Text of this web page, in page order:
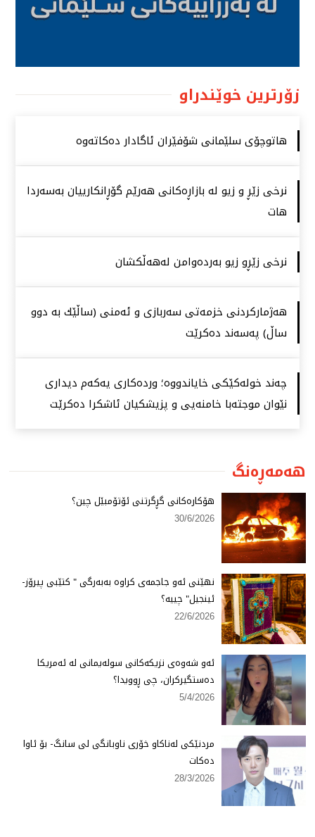
زۆرترین خوێندراو
هاتوچۆی سلێمانی شۆفێران ئاگادار دەكاتەوە
نرخی زێڕ و زیو لە بازاڕەكانی هەرێم گۆڕانكارییان بەسەردا
هات
نرخی زێڕو زیو بەردەوامن لەهەڵكشان
هەژماركردنی خزمەتی سەربازی و ئەمنی (ساڵێك بە دوو
ساڵ) پەسەند دەكرێت
چەند خولەكێكی خایاندووە؛ وردەكاری یەكەم دیداری
نێوان موجتەبا خامنەیی و پزیشكیان ئاشكرا دەكرێت
هەمەڕەنگ
هۆكارەكانی گڕگرتنی ئۆتۆمبێل چین؟
30/6/2026
نهێنی ئەو جاجمەی كراوە بەبەرگی " كتێبی پیرۆز-
ئینجیل" چییە؟
22/6/2026
ئەو شەوەی نزیكەكانی سولەیمانی لە ئەمریكا
دەستگیركران، چی ڕوویدا؟
5/4/2026
مردنێكی لەناكاو خۆری ناوبانگی لی سانگ- بۆ ئاوا
دەكات
28/3/2026